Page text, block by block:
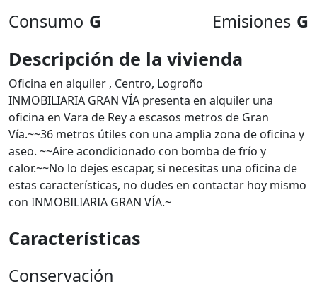
Consumo G Emisiones G
Descripción de la vivienda
Oficina en alquiler , Centro, Logroño
INMOBILIARIA GRAN VÍA presenta en alquiler una
oficina en Vara de Rey a escasos metros de Gran
Vía.~~36 metros útiles con una amplia zona de oficina y
aseo. ~~Aire acondicionado con bomba de frío y
calor.~~No lo dejes escapar, si necesitas una oficina de
estas características, no dudes en contactar hoy mismo
con INMOBILIARIA GRAN VÍA.~
Características
Conservación